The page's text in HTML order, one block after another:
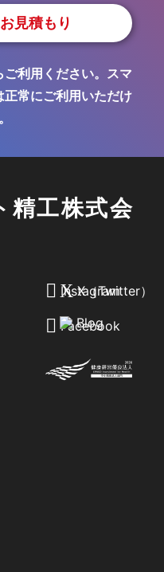
見積もり
利用ください。スマ
常にご利用いただけ
精工株式会
Instagram
X（Twitter）
Facebook
Blog